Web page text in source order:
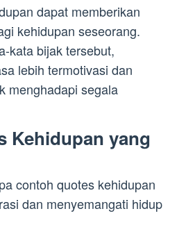
dapat memberikan
kehidupan seseorang.
kata bijak tersebut,
lebih termotivasi dan
menghadapi segala
Kehidupan yang
contoh quotes kehidupan
dan menyemangati hidup